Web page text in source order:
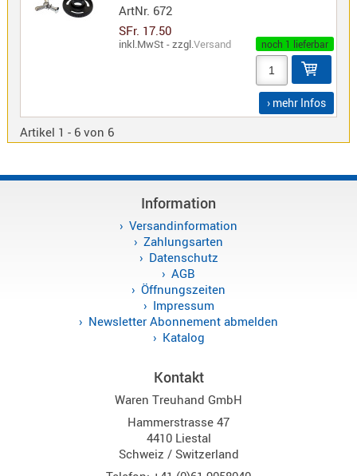
/
Standard
Wintec
Zubehör
Sonstige
ArtNr. 672
SFr. 17.50
inkl.MwSt - zzgl.Versand noch 1 lieferbar
› mehr Infos
Artikel 1 - 6 von 6
Information
Versandinformation
Zahlungsarten
Datenschutz
AGB
Öffnungszeiten
Impressum
Newsletter Abonnement abmelden
Katalog
Kontakt
Waren Treuhand GmbH
Hammerstrasse 47
4410 Liestal
Schweiz / Switzerland